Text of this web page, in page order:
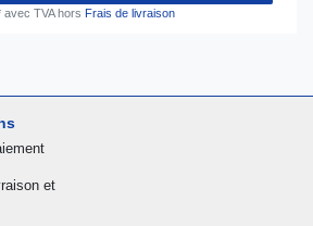
avec TVAhors Frais de livraison
et